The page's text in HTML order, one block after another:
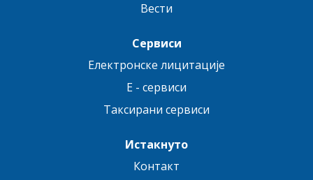
Вести
Сервиси
Електронске лицитације
E - сервиси
Таксирани сервиси
Истакнуто
Контакт